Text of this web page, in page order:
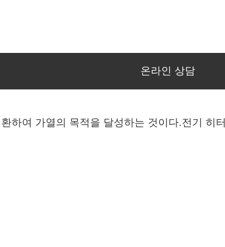
온라인 상담
하여 가열의 목적을 달성하는 것이다.전기 히